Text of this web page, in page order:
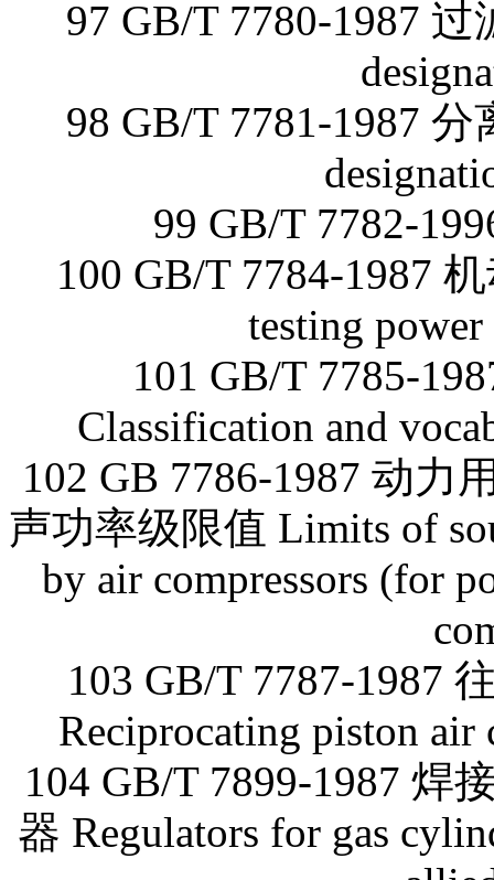
97 GB/T 7780-1987
98 GB/T 7781-1987
99 GB/T 7782-
100 GB/T 7784-1987
testing
101 GB/T 7785-
Classification and
102 GB 7786-1987 动力
声功率级限值 Limits of
by air compressors (for
103 GB/T 7787-1987
Reciprocating piston air
104 GB/T 7899-1987 焊
器 Regulators for gas